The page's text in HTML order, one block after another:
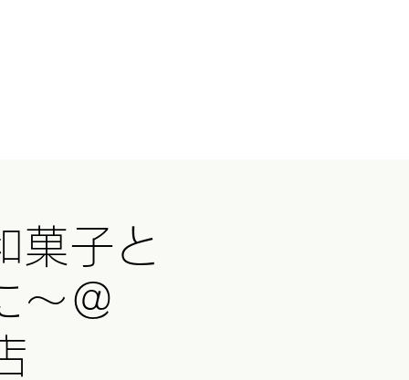
菓子と
〜＠